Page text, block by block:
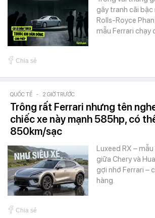
gây tranh cãi
Rolls-Royce
mẫu Ferrari chạy
Chia sẻ
QUỐC TẾ - 2 GIỜ TRƯỚC
Trông rất Ferrari nhưng tên
chiếc xe này mạnh 585hp, có
850km/sạc
Luxeed RX –
giữa Chery và
gợi nhớ Ferrari –
hàng.
Chia sẻ